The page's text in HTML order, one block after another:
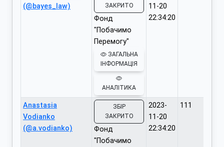
(@bayes_law)
ЗАКРИТО
Фонд
"Побачимо
Перемогу"
ЗАГАЛЬНА
ІНФОРМАЦІЯ
АНАЛІТИКА
11-20
22:34:20
Anastasia
Vodianko
(@a.vodianko)
ЗБІР
ЗАКРИТО
Фонд
"Побачимо
2023-
11-20
22:34:20
111